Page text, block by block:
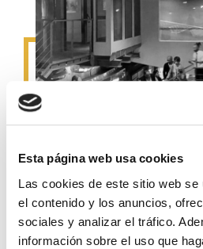
Esta página web usa cookies
Las cookies de este sitio web se
el contenido y los anuncios,
sociales y analizar el tráfico.
información sobre el uso que